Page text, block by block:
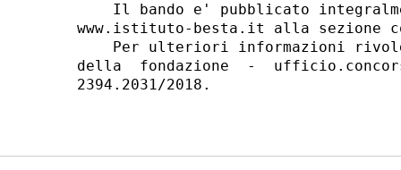
Il bando e' pubblicato
www.istituto-besta.it alla sezione
Per ulteriori informazioni
della  fondazione  -
2394.2031/2018.